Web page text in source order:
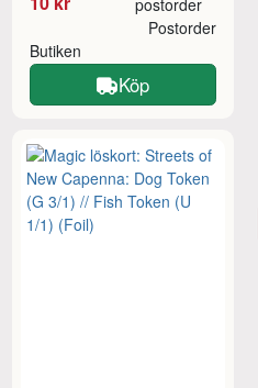
Butiken
Postorder
Köp